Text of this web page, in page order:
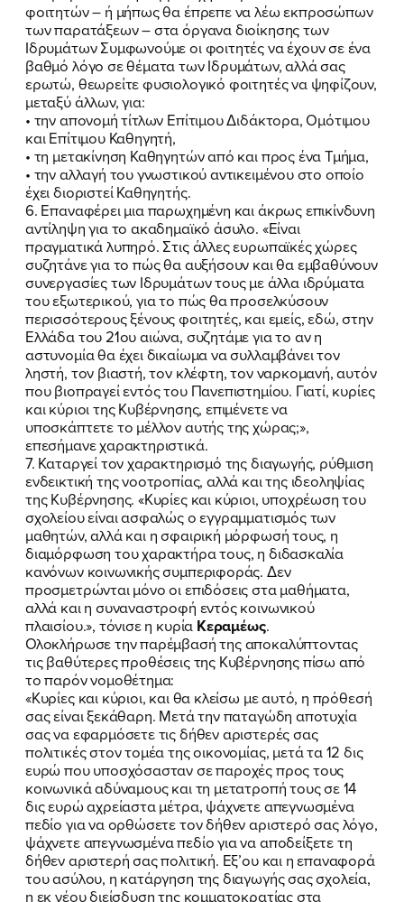
φοιτητών – ή μήπως θα έπρεπε να λέω εκπροσώπων
των παρατάξεων – στα όργανα διοίκησης των
Ιδρυμάτων Συμφωνούμε οι φοιτητές να έχουν σε ένα
βαθμό λόγο σε θέματα των Ιδρυμάτων, αλλά σας
ερωτώ, θεωρείτε φυσιολογικό φοιτητές να ψηφίζουν,
μεταξύ άλλων, για:
• την απονομή τίτλων Επίτιμου Διδάκτορα, Ομότιμου
και Επίτιμου Καθηγητή,
• τη μετακίνηση Καθηγητών από και προς ένα Τμήμα,
• την αλλαγή του γνωστικού αντικειμένου στο οποίο
έχει διοριστεί Καθηγητής.
6. Επαναφέρει μια παρωχημένη και άκρως επικίνδυνη
αντίληψη για το ακαδημαϊκό άσυλο. «Είναι
πραγματικά λυπηρό. Στις άλλες ευρωπαϊκές χώρες
συζητάνε για το πώς θα αυξήσουν και θα εμβαθύνουν
συνεργασίες των Ιδρυμάτων τους με άλλα ιδρύματα
του εξωτερικού, για το πώς θα προσελκύσουν
περισσότερους ξένους φοιτητές, και εμείς, εδώ, στην
Ελλάδα του 21ου αιώνα, συζητάμε για το αν η
αστυνομία θα έχει δικαίωμα να συλλαμβάνει τον
ληστή, τον βιαστή, τον κλέφτη, τον ναρκομανή, αυτόν
που βιοπραγεί εντός του Πανεπιστημίου. Γιατί, κυρίες
και κύριοι της Κυβέρνησης, επιμένετε να
υποσκάπτετε το μέλλον αυτής της χώρας;»,
επεσήμανε χαρακτηριστικά.
7. Καταργεί τον χαρακτηρισμό της διαγωγής, ρύθμιση
ενδεικτική της νοοτροπίας, αλλά και της ιδεοληψίας
της Κυβέρνησης. «Κυρίες και κύριοι, υποχρέωση του
σχολείου είναι ασφαλώς ο εγγραμματισμός των
μαθητών, αλλά και η σφαιρική μόρφωσή τους, η
διαμόρφωση του χαρακτήρα τους, η διδασκαλία
κανόνων κοινωνικής συμπεριφοράς. Δεν
προσμετρώνται μόνο οι επιδόσεις στα μαθήματα,
αλλά και η συναναστροφή εντός κοινωνικού
πλαισίου.», τόνισε η κυρία Κεραμέως.
Ολοκλήρωσε την παρέμβασή της αποκαλύπτοντας
τις βαθύτερες προθέσεις της Κυβέρνησης πίσω από
το παρόν νομοθέτημα:
«Κυρίες και κύριοι, και θα κλείσω με αυτό, η πρόθεσή
σας είναι ξεκάθαρη. Μετά την παταγώδη αποτυχία
σας να εφαρμόσετε τις δήθεν αριστερές σας
πολιτικές στον τομέα της οικονομίας, μετά τα 12 δις
ευρώ που υποσχόσασταν σε παροχές προς τους
κοινωνικά αδύναμους και τη μετατροπή τους σε 14
δις ευρώ αχρείαστα μέτρα, ψάχνετε απεγνωσμένα
πεδίο για να ορθώσετε τον δήθεν αριστερό σας λόγο,
ψάχνετε απεγνωσμένα πεδίο για να αποδείξετε τη
δήθεν αριστερή σας πολιτική. Εξ’ου και η επαναφορά
του ασύλου, η κατάργηση της διαγωγής σας σχολεία,
η εκ νέου διείσδυση της κομματοκρατίας στα